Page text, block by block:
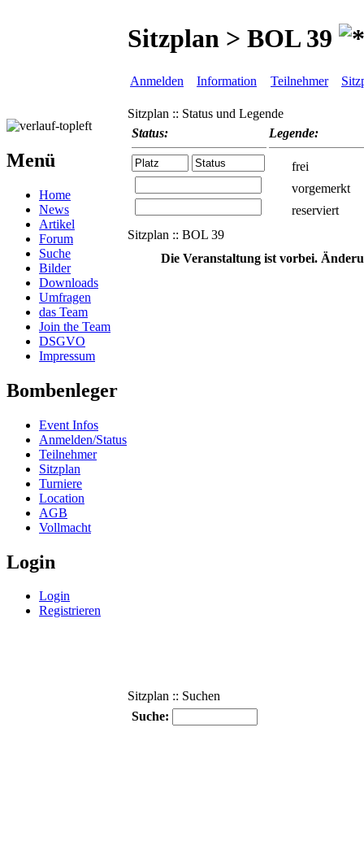
Menü
Home
News
Artikel
Forum
Suche
Bilder
Downloads
Umfragen
das Team
Join the Team
DSGVO
Impressum
Bombenleger
Event Infos
Anmelden/Status
Teilnehmer
Sitzplan
Turniere
Location
AGB
Vollmacht
Login
Login
Registrieren
Sitzplan > BOL 39
Anmelden Information Teilnehmer
Sitzplan :: Status und Legende
Status:
Legende:
frei
vorgemerkt
reserviert
Sitzplan :: BOL 39
Die Veranstaltung ist vorbei.
Sitzplan :: Suchen
Suche: